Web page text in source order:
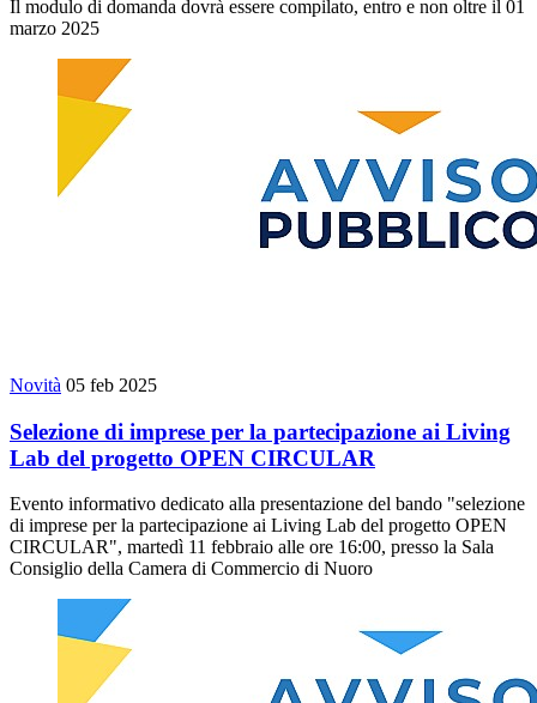
Il modulo di domanda dovrà essere compilato, entro e non oltre il 01
marzo 2025
Novità 05 feb 2025
Selezione di imprese per la partecipazione ai Living
Lab del progetto OPEN CIRCULAR
Evento informativo dedicato alla presentazione del bando "selezione
di imprese per la partecipazione ai Living Lab del progetto OPEN
CIRCULAR", martedì 11 febbraio alle ore 16:00, presso la Sala
Consiglio della Camera di Commercio di Nuoro